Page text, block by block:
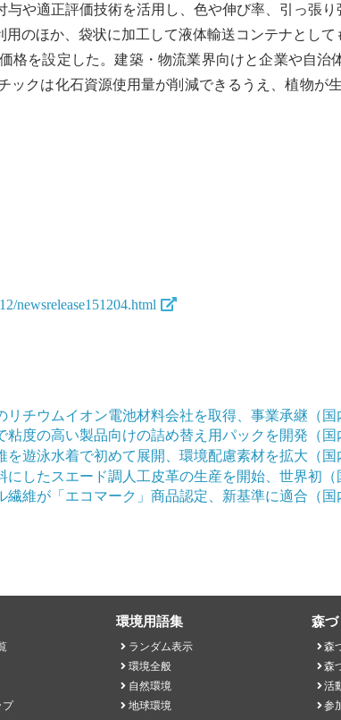
や適正評価技術を活用し、色や伸び率、引っ張
のほか、袋状に加工して液体輸送コンテナとし
格を設定した。建築・物流業界向けと企業や自治
ックは化石資源使用量が削減できるうえ、植物が
newsrelease151204.html
チウムイオン電池材料会社を取得、事業承継（国
度の高い製品向けの詰め替え用パックを開発（国
遊泳水着で初めて展開、環境配慮素材を拡大（国
したスエード調人工皮革の生産を開始、世界初（
維が「エコマーク」商品認定、新基準に適合（国
プ
環境用語集
ランダム表示
環境全般
自然環境
地球環境
森
森
森
活
参